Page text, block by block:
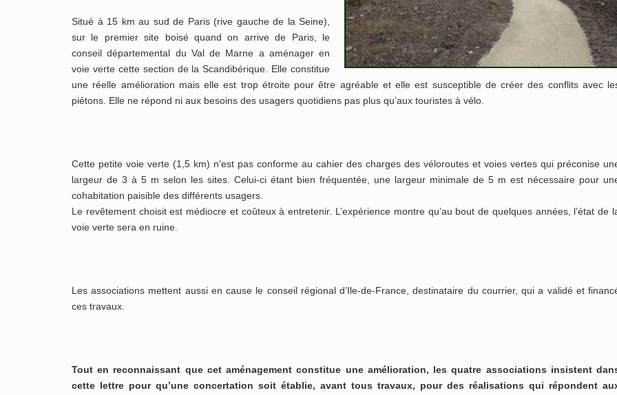
Situé à 15 km au sud de Paris (rive gauche de la Seine),
sur le premier site boisé quand on arrive de Paris, le
conseil départemental du Val de Marne a aménager en
voie verte cette section de la Scandibérique. Elle constitue
une réelle amélioration mais elle est trop étroite pour être agréable et elle est susceptible de créer des conflits avec
piétons. Elle ne répond ni aux besoins des usagers quotidiens pas plus qu’aux touristes à vélo.
Cette petite voie verte (1,5 km) n’est pas conforme au cahier des charges des véloroutes et voies vertes qui préconise
largeur de 3 à 5 m selon les sites. Celui-ci étant bien fréquentée, une largeur minimale de 5 m est nécessaire pour
cohabitation paisible des différents usagers.
Le revêtement choisit est médiocre et coûteux à entretenir. L’expérience montre qu’au bout de quelques années, l’état de
voie verte sera en ruine.
Les associations mettent aussi en cause le conseil régional d’Ile-de-France, destinataire du courrier, qui a validé et
ces travaux.
Tout en reconnaissant que cet aménagement constitue une amélioration, les quatre associations insistent
cette lettre pour qu’une concertation soit établie, avant tous travaux, pour des réalisations qui répondent